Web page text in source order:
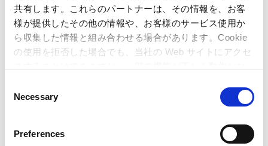
共有します。これらのパートナーは、その情報を、お客
様が提供したその他の情報や、お客様のサービス使用か
ら収集した情報と組み合わせる場合があります。Cookie
の使用を拒否した場合でも、当社の Web サイトにアクセ
Selection
Necessary
Preferences
もしろいゲームを作るということが何よりも最優先なんです。
だから、開発側のアイディアや提案がおもしろければ会社がそ
れを認めてくれます。
うシステム。タイトル開発に関わる全メンバーが、実際に開発
です。「ここはもう少し改良が必要なのでは？」「こうした方